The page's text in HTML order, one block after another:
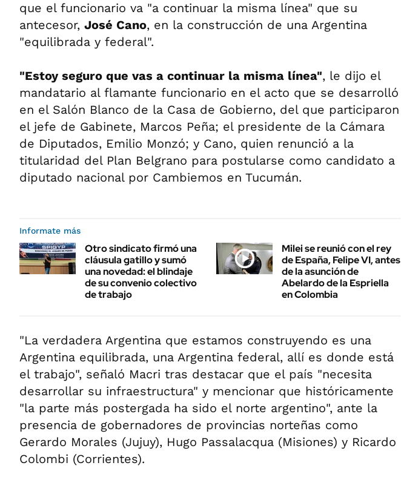
que el funcionario va "a continuar la misma línea" que su
antecesor, José Cano, en la construcción de una Argentina
"equilibrada y federal".
"Estoy seguro que vas a continuar la misma línea", le dijo el
mandatario al flamante funcionario en el acto que se desarrolló
en el Salón Blanco de la Casa de Gobierno, del que participaron
el jefe de Gabinete, Marcos Peña; el presidente de la Cámara
de Diputados, Emilio Monzó; y Cano, quien renunció a la
titularidad del Plan Belgrano para postularse como candidato a
diputado nacional por Cambiemos en Tucumán.
Informate más
Otro sindicato firmó una
cláusula gatillo y sumó
una novedad: el blindaje
de su convenio colectivo
de trabajo
Milei se reunió con el rey
de España, Felipe VI, antes
de la asunción de
Abelardo de la Espriella
en Colombia
"La verdadera Argentina que estamos construyendo es una
Argentina equilibrada, una Argentina federal, allí es donde está
el trabajo", señaló Macri tras destacar que el país "necesita
desarrollar su infraestructura" y mencionar que históricamente
"la parte más postergada ha sido el norte argentino", ante la
presencia de gobernadores de provincias norteñas como
Gerardo Morales (Jujuy), Hugo Passalacqua (Misiones) y Ricardo
Colombi (Corrientes).